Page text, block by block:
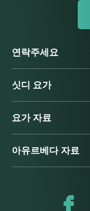
연락주세요
싯디 요가
요가 자료
아유르베다 자료